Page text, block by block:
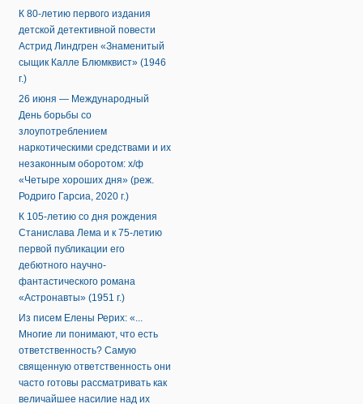
К 80-летию первого издания
детской детективной повести
Астрид Линдгрен «Знаменитый
сыщик Калле Блюмквист» (1946
г.)
26 июня — Международный
День борьбы со
злоупотреблением
наркотическими средствами и их
незаконным оборотом: х/ф
«Четыре хороших дня» (реж.
Родриго Гарсиа, 2020 г.)
К 105-летию со дня рождения
Станислава Лема и к 75-летию
первой публикации его
дебютного научно-
фантастического романа
«Астронавты» (1951 г.)
Из писем Елены Рерих: «...
Многие ли понимают, что есть
ответственность? Самую
священную ответственность они
часто готовы рассматривать как
величайшее насилие над их